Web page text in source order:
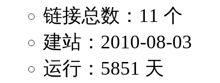
链接总数：11 个
建站：2010-08-03
运行：5851 天